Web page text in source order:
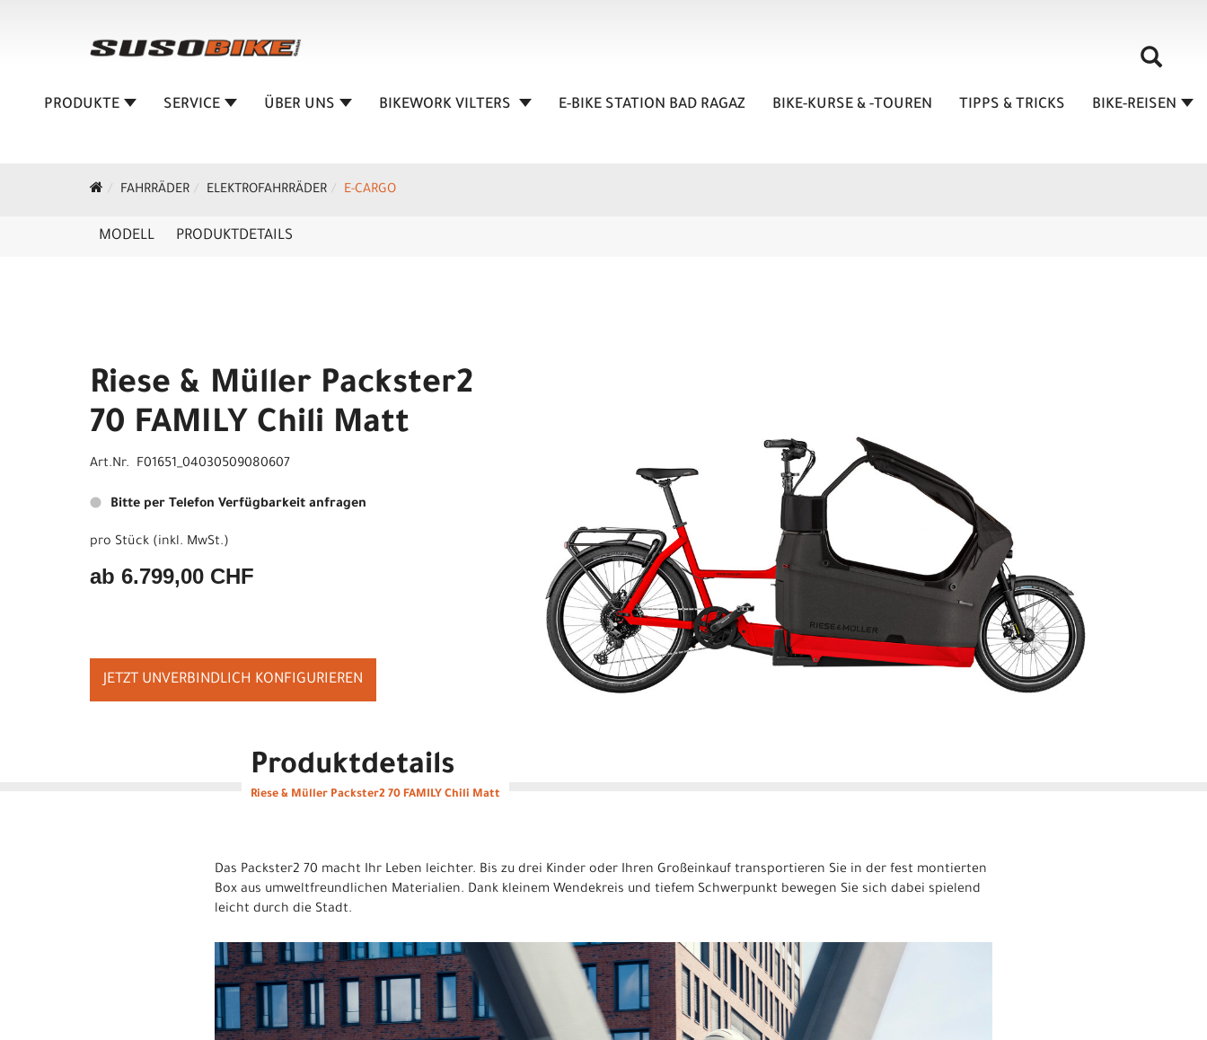
PRODUKTE SERVICE ÜBER UNS BIKEWORK VILTERS E-BIKE STATION BAD RAGAZ BIKE-KURSE & -TOUREN TIPPS & TRICKS BIKE-REISEN
FAHRRÄDER ELEKTROFAHRRÄDER E-CARGO
MODELL PRODUKTDETAILS
Riese & Müller Packster2
70 FAMILY Chili Matt
Art.Nr. F01651_04030509080607
Bitte per Telefon Verfügbarkeit anfragen
pro Stück (inkl. MwSt.)
ab 6.799,00 CHF
JETZT UNVERBINDLICH KONFIGURIEREN
Produktdetails
Riese & Müller Packster2 70 FAMILY Chili Matt
Das Packster2 70 macht Ihr Leben leichter. Bis zu drei Kinder oder Ihren Großeinkauf transportieren Sie in der fest montierten
Box aus umweltfreundlichen Materialien. Dank kleinem Wendekreis und tiefem Schwerpunkt bewegen Sie sich dabei spielend
leicht durch die Stadt.